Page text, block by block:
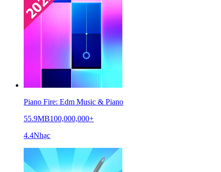
Piano Fire: Edm Music & Piano
55.9MB100,000,000+
4.4Nhạc